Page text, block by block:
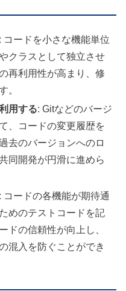
: コードを小さな機能単位
クラスとして独立させ
再利用性が高まり、修
。
用する: Gitなどのバージ
、コードの変更履歴を
去のバージョンへのロ
同開発が円滑に進めら
: コードの各機能が期待通
めのテストコードを記
ドの信頼性が向上し、
混入を防ぐことができ